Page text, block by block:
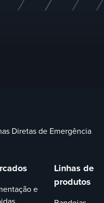
Diretas de Emergência
e
Linhas de
produtos